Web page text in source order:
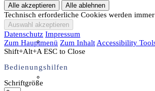
Außerschulischer Lernort
Unser Team & Mitmachen
Technisch erforderliche Cookies werden
Datenschutz Impressum
Zum Hauptmenü Zum Inhalt Accessibility
Shift+Alt+A ESC to Close
Bedienungshilfen
Schriftgröße